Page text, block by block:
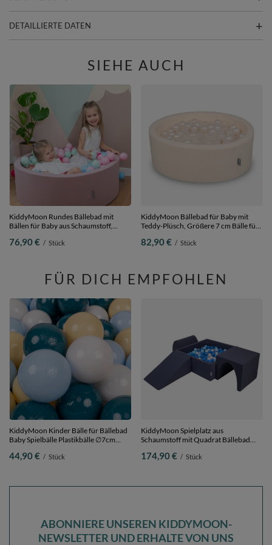
DETAILLIERTE DATEN
SIEHE AUCH
KiddyMoon Rundes Bällebad mit
Bällen für Baby aus Schaumstoff,
puderrosa/dunkelpink/babyblue/minze,
76,90 € / Stück
KiddyMoon Bällebad für Baby mit
Teddy-Plüsch, Größere 7 cm Bälle für
Abnehmbarer Bezug, Creme:
82,90 € / Stück
FÜR DICH EMPFOHLEN
KiddyMoon Kinder Bälle für Bällebad
Baby Spielbälle Plastikbälle ∅7cm
dunkeltürkis/pastellblau/pastellgelb/weiß,
44,90 € / Stück
KiddyMoon Spielplatz aus
Schaumstoff mit Quadrat Bällebad
dunkelblau:babyblue/blau/perle,
174,90 € / Stück
ABONNIERE UNSEREN KIDDYMOON-
NEWSLETTER UND ERHALTE VON UNS